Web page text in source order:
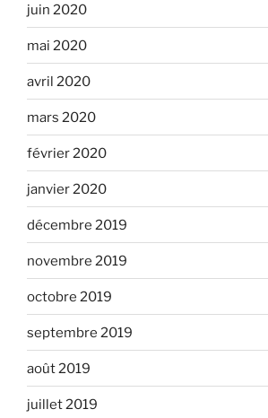
juin 2020
mai 2020
avril 2020
mars 2020
février 2020
janvier 2020
décembre 2019
novembre 2019
octobre 2019
septembre 2019
août 2019
juillet 2019